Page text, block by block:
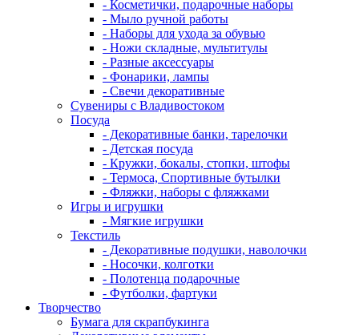
- Косметички, подарочные наборы
- Мыло ручной работы
- Наборы для ухода за обувью
- Ножи складные, мультитулы
- Разные аксессуары
- Фонарики, лампы
- Свечи декоративные
Сувениры с Владивостоком
Посуда
- Декоративные банки, тарелочки
- Детская посуда
- Кружки, бокалы, стопки, штофы
- Термоса, Спортивные бутылки
- Фляжки, наборы с фляжками
Игры и игрушки
- Мягкие игрушки
Текстиль
- Декоративные подушки, наволочки
- Носочки, колготки
- Полотенца подарочные
- Футболки, фартуки
Творчество
Бумага для скрапбукинга